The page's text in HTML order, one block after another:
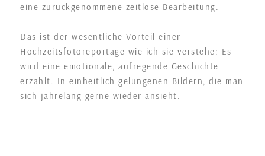
eine zurückgenommene zeitlose Bearbeitung.
Das ist der wesentliche Vorteil einer
Hochzeitsfotoreportage wie ich sie verstehe: Es
wird eine emotionale, aufregende Geschichte
erzählt. In einheitlich gelungenen Bildern, die man
sich jahrelang gerne wieder ansieht.